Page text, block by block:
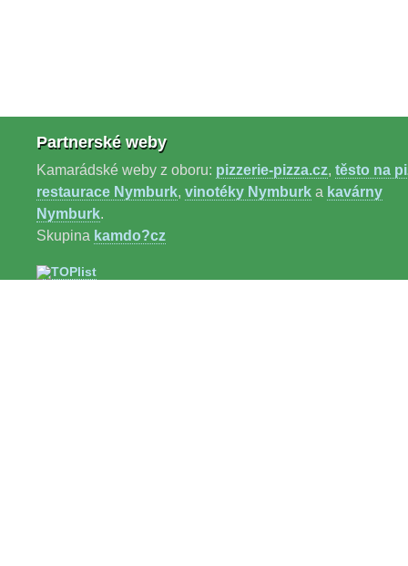
Partnerské weby
Kamarádské weby z oboru: pizzerie-pizza.cz, těsto na
restaurace Nymburk, vinotéky Nymburk a kavárny
Nymburk.
Skupina kamdo?cz